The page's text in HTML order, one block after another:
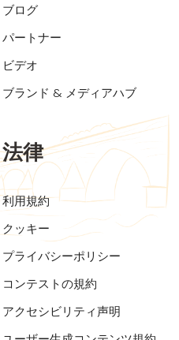
ブログ
パートナー
ビデオ
ブランド & メディアハブ
法律
利用規約
クッキー
プライバシーポリシー
コンテストの規約
アクセシビリティ声明